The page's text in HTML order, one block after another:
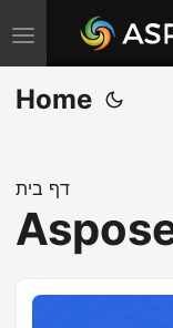
T
o
g
e
n
Home
דף בית